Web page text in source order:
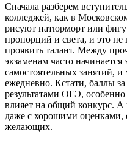
Сначала разберем
колледжей, как в
рисуют натюрморт или
пропорций и света, и это
проявить талант. Между
экзаменам часто начинается
самостоятельных занятий,
ежедневно. Кстати, баллы
результатами ОГЭ,
влияет на общий конкурс. А
даже с хорошими оценками,
желающих.